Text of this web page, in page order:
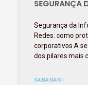
SEGURANÇA
Segurança da
Redes: como
corporativos A
dos pilares mais
SAIBA MAIS »